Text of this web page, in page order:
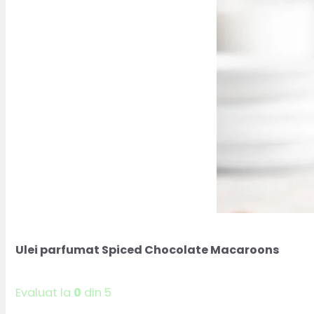
Ulei parfumat Spiced Chocolate Macaroons
Evaluat la 0 din 5